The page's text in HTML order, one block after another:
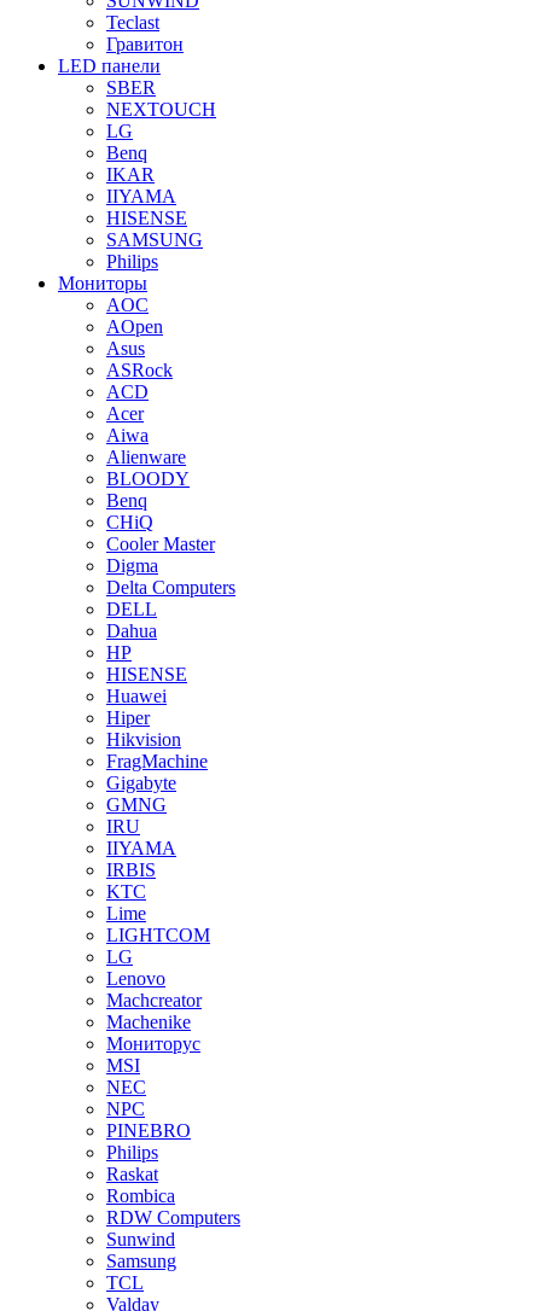
Teclast
Гравитон
LED панели
SBER
NEXTOUCH
LG
Benq
IKAR
IIYAMA
HISENSE
SAMSUNG
Philips
Мониторы
AOC
AOpen
Asus
ASRock
ACD
Acer
Aiwa
Alienware
BLOODY
Benq
CHiQ
Cooler Master
Digma
Delta Computers
DELL
Dahua
HP
HISENSE
Huawei
Hiper
Hikvision
FragMachine
Gigabyte
GMNG
IRU
IIYAMA
IRBIS
KTC
Lime
LIGHTCOM
LG
Lenovo
Machcreator
Machenike
Мониторус
MSI
NEC
NPC
PINEBRO
Philips
Raskat
Rombica
RDW Computers
Sunwind
Samsung
TCL
Valday